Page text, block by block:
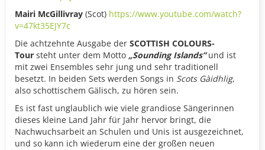
Mairi McGillivray (Scot) https://www.youtube.com/watch?
v=47kt35EJY7c
Die achtzehnte Ausgabe der SCOTTISH COLOURS-
Tour steht unter dem Motto „Sounding Islands”und ist
mit zwei Ensembles sehr jung und sehr traditionell
besetzt. In beiden Sets werden Songs in Scots Gàidhlig,
also schottischem Gälisch, zu hören sein.
Es ist fast unglaublich wie viele grandiose Sängerinnen
dieses kleine Land Jahr für Jahr hervor bringt, die
Nachwuchsarbeit an Schulen und Unis ist ausgezeichnet,
und so kann ich wiederum eine der großen neuen